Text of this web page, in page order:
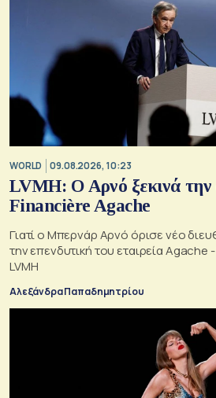
WORLD 09.08.2026, 10:23
LVMH: Ο Αρνό ξεκινά
Financière Agache
Γιατί ο Μπερνάρ Αρνό όρισε νέο
την επενδυτική του εταιρεία Agache
LVMH
Αλεξάνδρα Παπαδημητρίου